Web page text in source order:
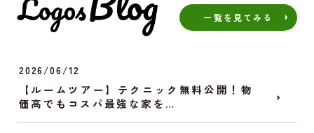
一覧を見てみる
2026/06/12
【ルームツアー】テクニック無料公開！物
価高でもコスパ最強な家を…